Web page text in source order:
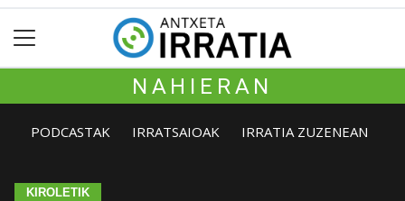
NAHIERAN
PODCASTAK IRRATSAIOAK IRRATIA ZUZENEAN
KIROLETIK